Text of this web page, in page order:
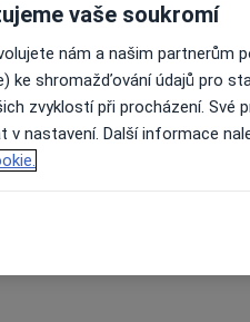
MUDr. Petr Bozděch a
nadále vykonávat roli
i ambulantního
nemocnice.
Ověřte svou
vaše soukromí
nám a našim partnerům
ke shromažďování údajů pro
zvyklostí při procházení.
v nastavení. Další informace